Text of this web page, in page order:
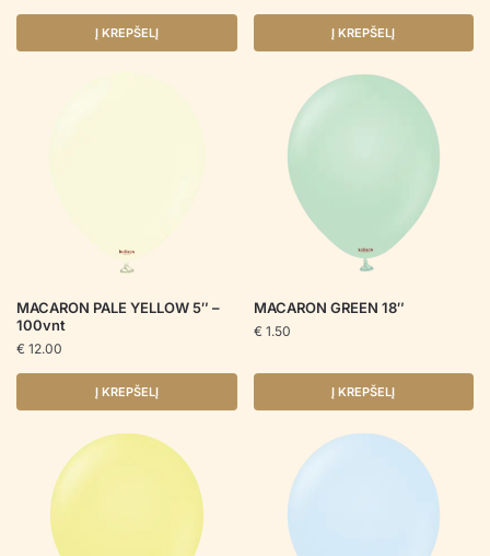
Į KREPŠELĮ Į KREPŠELĮ
MACARON PALE YELLOW 5″ –
100vnt
€ 12.00
Į KREPŠELĮ
MACARON GREEN 18″
€ 1.50
Į KREPŠELĮ